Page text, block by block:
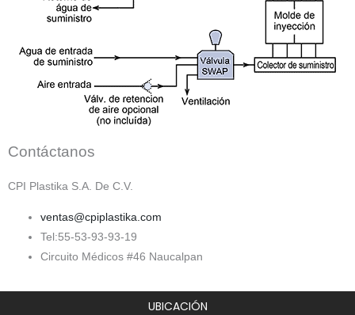
Contáctanos
CPI Plastika S.A. De C.V.
ventas@cpiplastika.com
Tel:55-53-93-93-19
Circuito Médicos #46 Naucalpan
UBICACIÓN